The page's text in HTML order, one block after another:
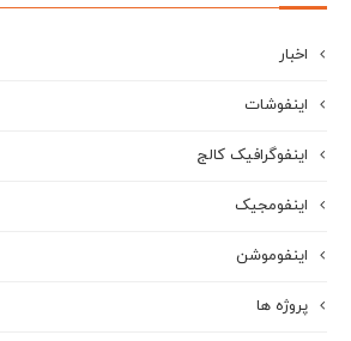
اخبار
اینفوشات
اینفوگرافیک کالج
اینفومجیک
اینفوموشن
پروژه ها